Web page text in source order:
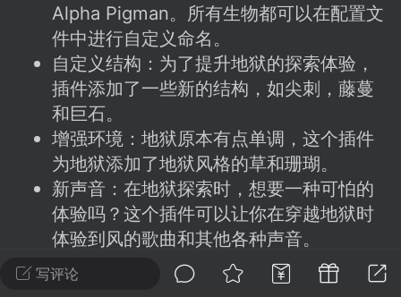
11 5.9k
潮涌核心
24 23:37
电脑端 整合包分享
主页反馈贴
反馈你遇到的问题 以及 你期望的功能等
不方便可尝试通过邮箱与作者进行反馈
写评论
Alpha Pigman。所有生物都可以在配置文
件中进行自定义命名。
自定义结构：为了提升地狱的探索体验，
插件添加了一些新的结构，如尖刺，藤蔓
和巨石。
增强环境：地狱原本有点单调，这个插件
为地狱添加了地狱风格的草和珊瑚。
新声音：在地狱探索时，想要一种可怕的
体验吗？这个插件可以让你在穿越地狱时
体验到风的歌曲和其他各种声音。
配置：